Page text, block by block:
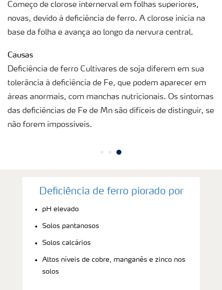
Começo de clorose internerval em folhas superiores,
novas, devido à deficiência de ferro. A clorose inicia na
base da folha e avança ao longo da nervura central.
Causas
Deficiência de ferro Cultivares de soja diferem em sua
tolerância à deficiência de Fe, que podem aparecer em
áreas anormais, com manchas nutricionais. Os sintomas
das deficiências de Fe de Mn são difíceis de distinguir, se
não forem impossíveis.
Deficiência de ferro piorado por
pH elevado
Solos pantanosos
Solos calcários
Altos níveis de cobre, manganês e zinco nos
solos